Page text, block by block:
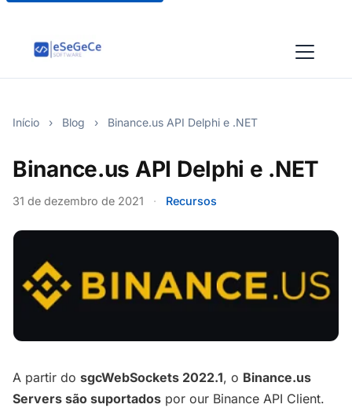
Início › Blog › Binance.us API Delphi e .NET
Binance.us API Delphi e .NET
31 de dezembro de 2021 · Recursos
A partir do sgcWebSockets 2022.1, o Binance.us
Servers são suportados por our Binance API Client.